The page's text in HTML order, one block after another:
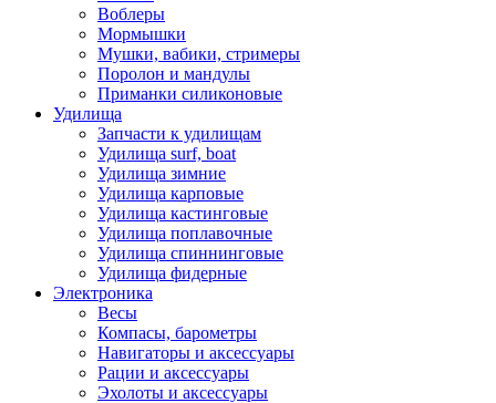
Воблеры
Мормышки
Мушки, вабики, стримеры
Поролон и мандулы
Приманки силиконовые
Удилища
Запчасти к удилищам
Удилища surf, boat
Удилища зимние
Удилища карповые
Удилища кастинговые
Удилища поплавочные
Удилища спиннинговые
Удилища фидерные
Электроника
Весы
Компасы, барометры
Навигаторы и аксессуары
Рации и аксессуары
Эхолоты и аксессуары